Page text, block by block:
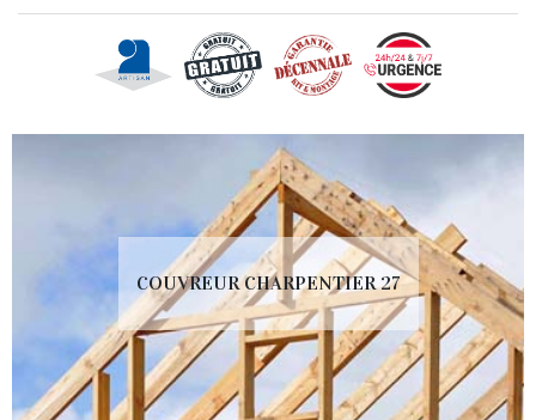
COUVREUR CHARPENTIER 27